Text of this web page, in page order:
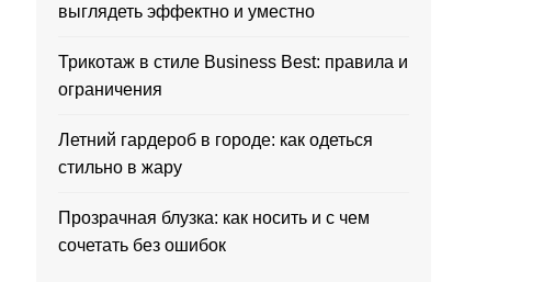
выглядеть эффектно и уместно
Трикотаж в стиле Business Best: правила и
ограничения
Летний гардероб в городе: как одеться
стильно в жару
Прозрачная блузка: как носить и с чем
сочетать без ошибок